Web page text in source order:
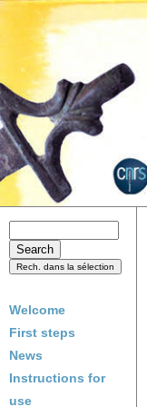
Welcome
First steps
News
Instructions for
use